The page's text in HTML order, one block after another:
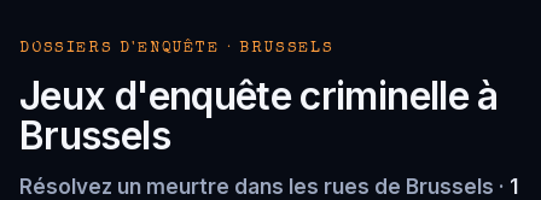
DOSSIERS D'ENQUÊTE · BRUSSELS
Jeux d'enquête criminelle à
Brussels
Résolvez un meurtre dans les rues de Brussels · 1